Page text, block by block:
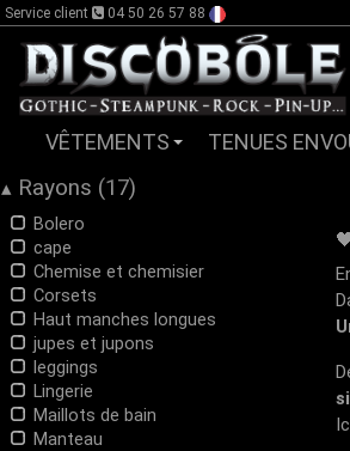
Service client 04 50 26 57 88
VÊTEMENTS TENUES
▴ Rayons (17)
Bolero
cape
Chemise et chemisier
Corsets
Haut manches longues
jupes et jupons
leggings
Lingerie
Maillots de bain
Manteau